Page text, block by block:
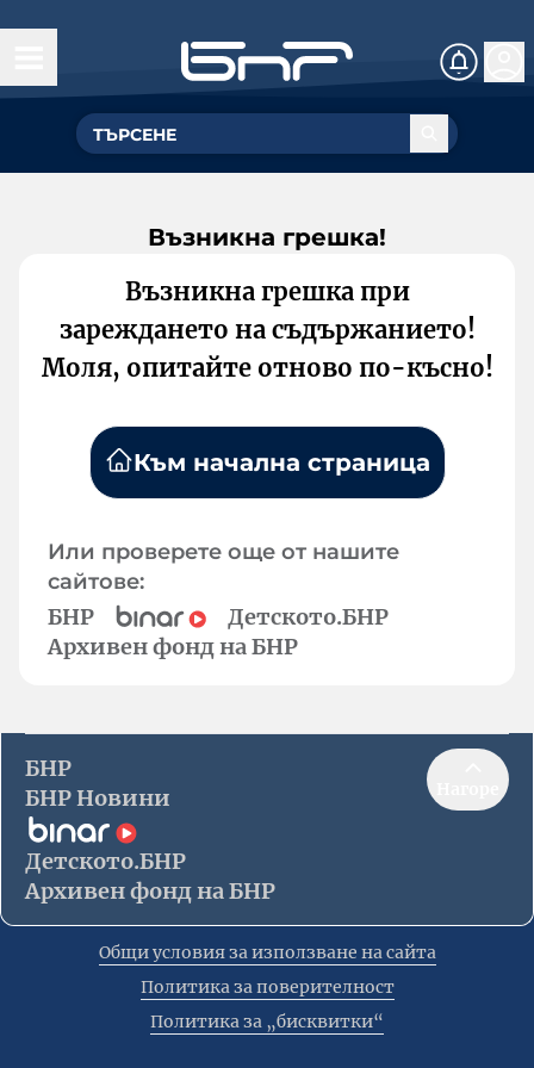
Възникна грешка!
Възникна грешка при
зареждането на съдържанието!
Моля, опитайте отново по-късно!
Към начална страница
Или проверете още от нашите
сайтове:
БНР
Детското.БНР
Архивен фонд на БНР
БНР
БНР Новини
Детското.БНР
Архивен фонд на БНР
Общи условия за използване на сайта
Политика за поверителност
Политика за „бисквитки“